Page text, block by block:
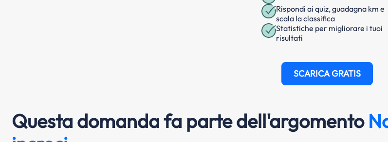
Rispondi ai quiz, guadagna km e
scala la classifica
Statistiche per migliorare i tuoi
risultati
SCARICA GRATIS
Questa domanda fa parte dell'argomento